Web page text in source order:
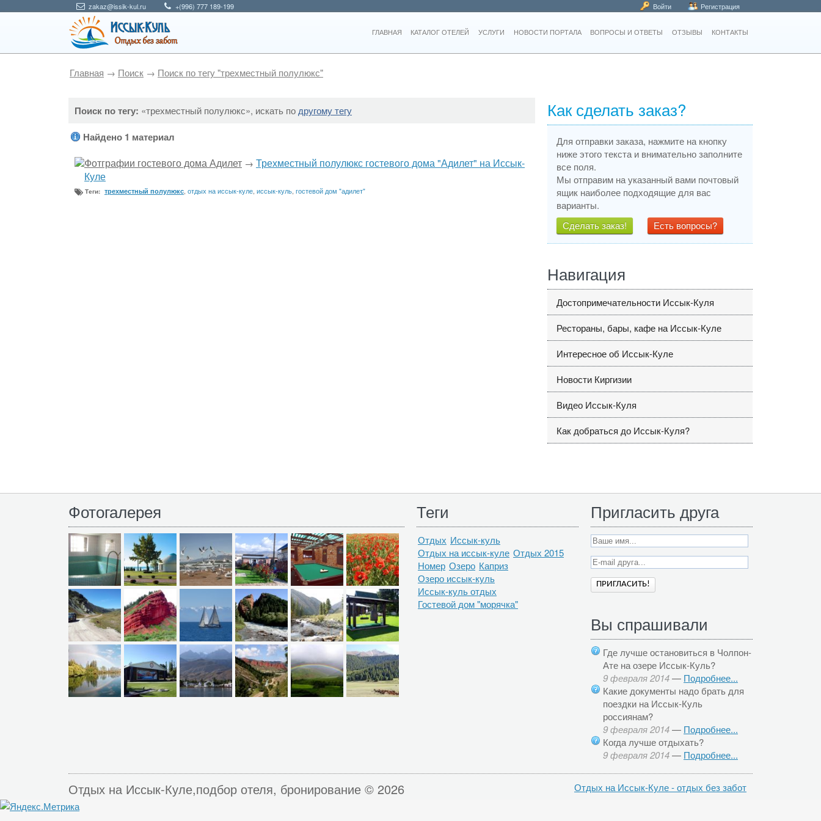
zakaz@issik-kul.ru +(996) 777 189-199 Войти Регистрация
ГЛАВНАЯ КАТАЛОГ ОТЕЛЕЙ УСЛУГИ НОВОСТИ ПОРТАЛА ВОПРОСЫ И ОТВЕТЫ ОТЗЫВЫ КОНТАКТЫ
Главная → Поиск → Поиск по тегу "трехместный полулюкс"
Поиск по тегу: «трехместный полулюкс», искать по другому тегу
Найдено 1 материал
Фотграфии гостевого дома Адилет → Трехместный полулюкс гостевого дома "Адилет" на Иссык-
Куле
Теги: трехместный полулюкс отдых на иссык-куле иссык-куль гостевой дом "адилет"
Как сделать заказ?
Для отправки заказа, нажмите на кнопку
ниже этого текста и внимательно заполните
все поля.
Мы отправим на указанный вами почтовый
ящик наиболее подходящие для вас
варианты.
Сделать заказ!
Есть вопросы?
Навигация
Достопримечательности Иссык-Куля
Рестораны, бары, кафе на Иссык-Куле
Интересное об Иссык-Куле
Новости Киргизии
Видео Иссык-Куля
Как добраться до Иссык-Куля?
Фотогалерея Теги
Отдых Иссык-куль
Отдых на иссык-куле Отдых 2015
Номер Озеро Каприз
Озеро иссык-куль
Иссык-куль отдых
Гостевой дом "морячка"
Пригласить друга
Вы спрашивали
Где лучше остановиться в Чолпон-
Ате на озере Иссык-Куль?
9 февраля 2014— Подробнее...
Какие документы надо брать для
поездки на Иссык-Куль
россиянам?
9 февраля 2014— Подробнее...
Когда лучше отдыхать?
9 февраля 2014— Подробнее...
Отдых на Иссык-Куле,подбор отеля, бронирование © 2026 Отдых на Иссык-Куле - отдых без забот